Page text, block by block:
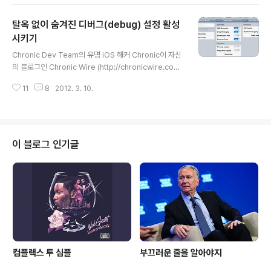
자하는 마케팅을 펼치는 중이다.'라는 다소 논란(해주고 선
택하라는 것과 아예 선택권 조차 없는)의 여지가 있는 비판
까지 받았습니다. 그 아이폰3GS와 아이패드1이 iOS 5.1
에서 구동 속도가 대폭 개선 됐습니다. 보다 정확하게 말하
자면 속도 자체가 올라간 것이 아니라, 가용램이 대폭 향상
됐습니다. 실례로 iOS 5.0.1 에서 30-40MB 가량을..
탈옥 없이 숨겨진 디버그(debug) 설정 활성
시키기
Chronic Dev Team의 유명 iOS 해커 Chronic이 자신
의 블로그인 Chronic Wire (http://chronicwire.co
g, 오류를 수정하거나 제거 또는 수집) 설정을 활성화시키
치합니다. Click here to download: BluetoothDebu
g.mobileconfig (1 KB) Click here to download: i
MessageDebug.mobileconfig (1 KB) Click here t
o download: VideoC..
11 8 2012. 3. 10.
이 블로그 인기글
컴플렉스 투 심플 부끄러운 줄을 알아야지